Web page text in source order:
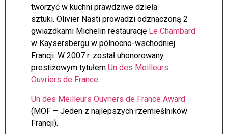
tworzyć w kuchni prawdziwe dzieła
sztuki. Olivier Nasti prowadzi odznaczoną 2
gwiazdkami Michelin restaurację Le Chambard
w Kaysersbergu w północno-wschodniej
Francji. W 2007 r. został uhonorowany
prestiżowym tytułem Un des Meilleurs
Ouvriers de France.
Un des Meilleurs Ouvriers de France Award
(MOF – Jeden z najlepszych rzemieślników
Francji).